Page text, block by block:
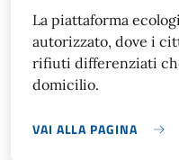
La piattaforma
autorizzato, dove i
rifiuti differenziati
domicilio.
VAI ALLA PAGINA